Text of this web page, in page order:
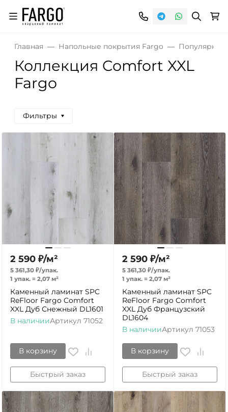
Главная Напольные покрытия Fargo
Коллекция Comfort XXL
Fargo
Фильтры
2 590 ₽/м²
5 361,30 ₽/упак.
1 упак. = 2,07 м²
Каменный ламинат SPC
ReFloor Fargo Comfort
XXL Дуб Снежный DL1601
В наличииАртикул 71052
В корзину
Быстрый заказ
2 590 ₽/м²
5 361,30 ₽/упак.
1 упак. = 2,07 м²
Каменный ламинат SPC
ReFloor Fargo Comfort
XXL Дуб Французский
DL1604
В наличииАртикул 71053
В корзину
Быстрый заказ